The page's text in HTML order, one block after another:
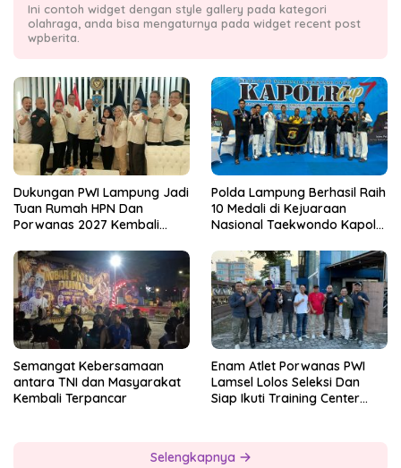
Ini contoh widget dengan style gallery pada kategori
olahraga, anda bisa mengaturnya pada widget recent post
wpberita.
Dukungan PWI Lampung Jadi
Tuan Rumah HPN Dan
Porwanas 2027 Kembali
Pol.Rudi Setiawan
Polda Lampung Berhasil Raih
10 Medali di Kejuaraan
Nasional Taekwondo Kapolri
Semangat Kebersamaan
antara TNI dan Masyarakat
Kembali Terpancar
Enam Atlet Porwanas PWI
Lamsel Lolos Seleksi Dan
Siap Ikuti Training Center
Selengkapnya